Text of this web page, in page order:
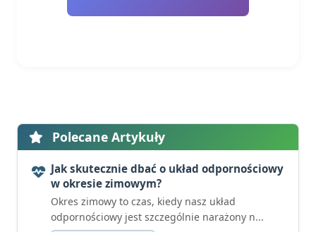
Polecane Artykuły
Jak skutecznie dbać o układ odpornościowy
w okresie zimowym?
Okres zimowy to czas, kiedy nasz układ
odpornościowy jest szczególnie narażony n...